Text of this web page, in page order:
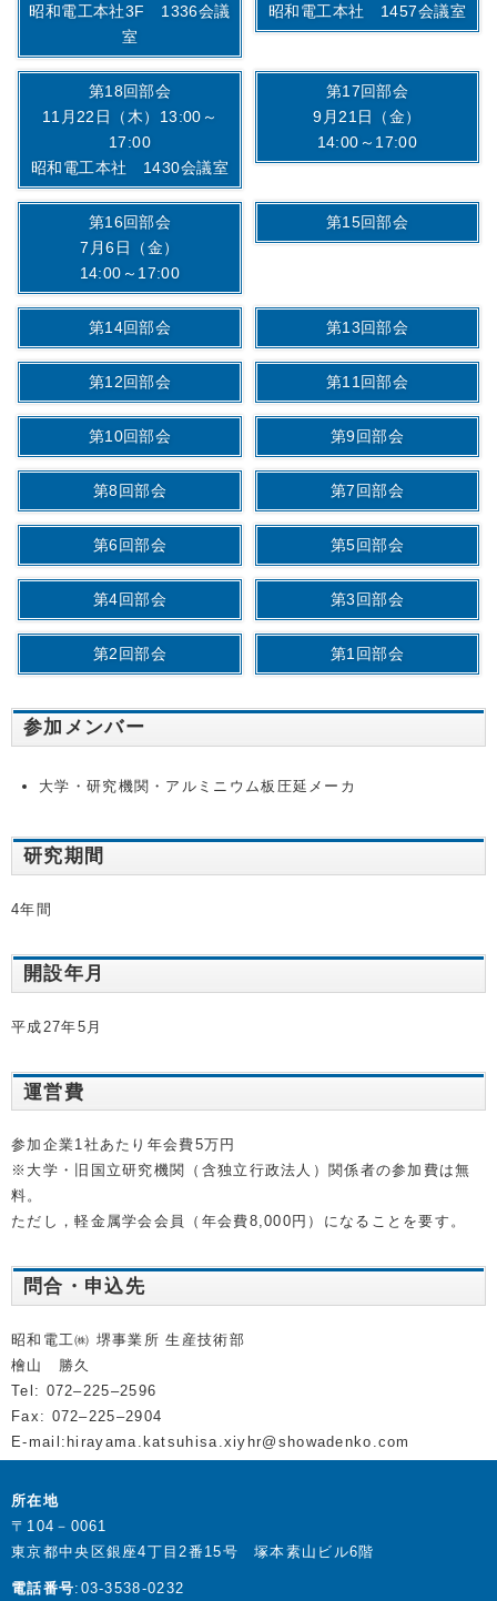
昭和電工本社3F 1336会議
室
昭和電工本社 1457会議室
第18回部会
11月22日（木）13:00～
17:00
昭和電工本社 1430会議室
第17回部会
9月21日（金）
14:00～17:00
第16回部会
7月6日（金）
14:00～17:00
第15回部会
第14回部会 第13回部会
第12回部会 第11回部会
第10回部会 第9回部会
第8回部会 第7回部会
第6回部会 第5回部会
第4回部会 第3回部会
第2回部会 第1回部会
参加メンバー
大学・研究機関・アルミニウム板圧延メーカ
研究期間
4年間
開設年月
平成27年5月
運営費
参加企業1社あたり年会費5万円
※大学・旧国立研究機関（含独立行政法人）関係者の参加費は無
料。
ただし，軽金属学会会員（年会費8,000円）になることを要す。
問合・申込先
昭和電工㈱ 堺事業所 生産技術部
檜山 勝久
Tel: 072–225–2596
Fax: 072–225–2904
E-mail:hirayama.katsuhisa.xiyhr@showadenko.com
所在地
〒104－0061
東京都中央区銀座4丁目2番15号 塚本素山ビル6階
電話番号:03-3538-0232